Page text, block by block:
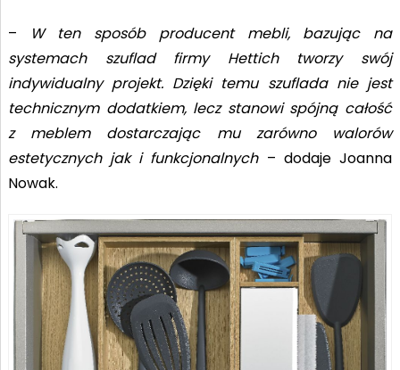
–
W ten sposób producent mebli, bazując na
systemach szuflad firmy Hettich tworzy swój
indywidualny projekt. Dzięki temu szuflada nie jest
technicznym dodatkiem, lecz stanowi spójną całość
z meblem dostarczając mu zarówno walorów
estetycznych jak i funkcjonalnych– dodaje Joanna
Nowak.